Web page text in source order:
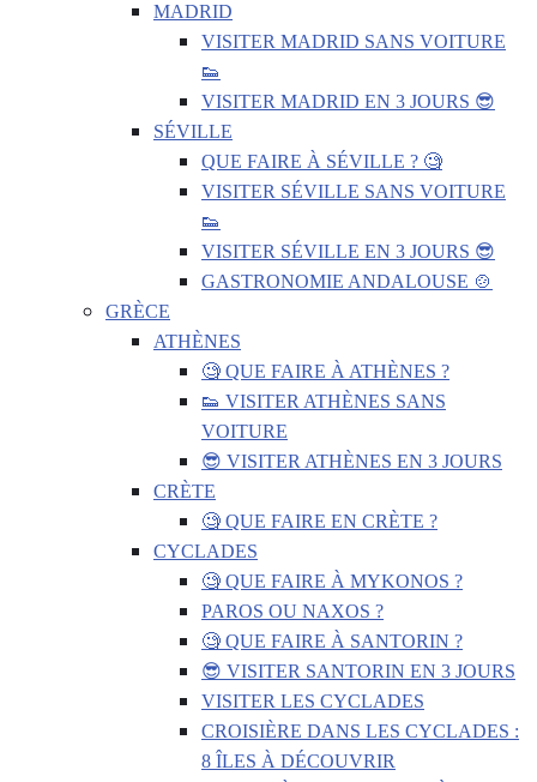
MADRID
VISITER MADRID SANS VOITURE
👟
VISITER MADRID EN 3 JOURS 😎
SÉVILLE
QUE FAIRE À SÉVILLE ? 🧐
VISITER SÉVILLE SANS VOITURE
👟
VISITER SÉVILLE EN 3 JOURS 😎
GASTRONOMIE ANDALOUSE 🍲
GRÈCE
ATHÈNES
🧐 QUE FAIRE À ATHÈNES ?
👟 VISITER ATHÈNES SANS
VOITURE
😎 VISITER ATHÈNES EN 3 JOURS
CRÈTE
🧐 QUE FAIRE EN CRÈTE ?
CYCLADES
🧐 QUE FAIRE À MYKONOS ?
PAROS OU NAXOS ?
🧐 QUE FAIRE À SANTORIN ?
😎 VISITER SANTORIN EN 3 JOURS
VISITER LES CYCLADES
CROISIÈRE DANS LES CYCLADES :
8 ÎLES À DÉCOUVRIR